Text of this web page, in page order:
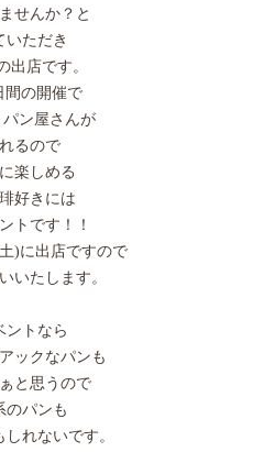
せんか？と
いただき
出店です。
間の開催で
ン屋さんが
るので
楽しめる
好きには
トです！！
)に出店ですので
いたします。
ントなら
ックなパンも
と思うので
のパンも
れないです。